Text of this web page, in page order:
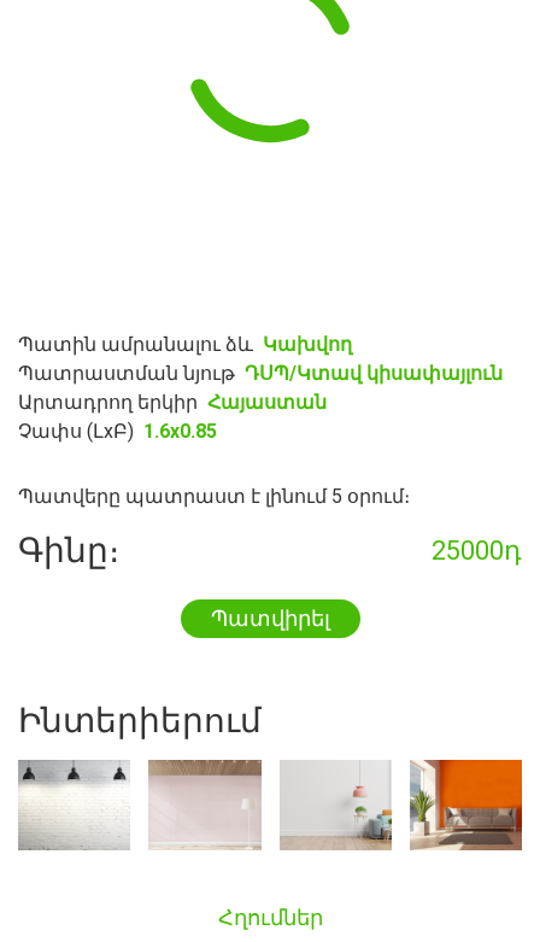
Պատին ամրանալու ձև Կախվող
Պատրաստման նյութ ԴՍՊ/Կտավ կիսափայլուն
Արտադրող երկիր Հայաստան
Չափս (ԼxԲ) 1.6x0.85
Պատվերը պատրաստ է լինում 5 օրում։
Գինը։ 25000դ
Պատվիրել
Ինտերիերում
Հղումներ